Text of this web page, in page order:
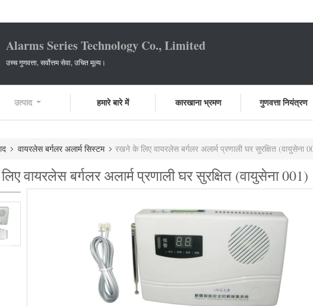
Alarms Series Technology Co., Limited
उच्च गुणवत्ता, सर्वोत्तम सेवा, उचित मूल्य।
उत्पाद हमारे बारे में कारखाना भ्रमण गुणवत्ता नियंत्रण
वायरलेस बर्गलर अलार्म सिस्टम रखने के लिए वायरलेस बर्गलर अलार्म प्रणाली घर सुरक्षित (वायुसेना
वायरलेस बर्गलर अलार्म प्रणाली घर सुरक्षित (वायुसेना 001)